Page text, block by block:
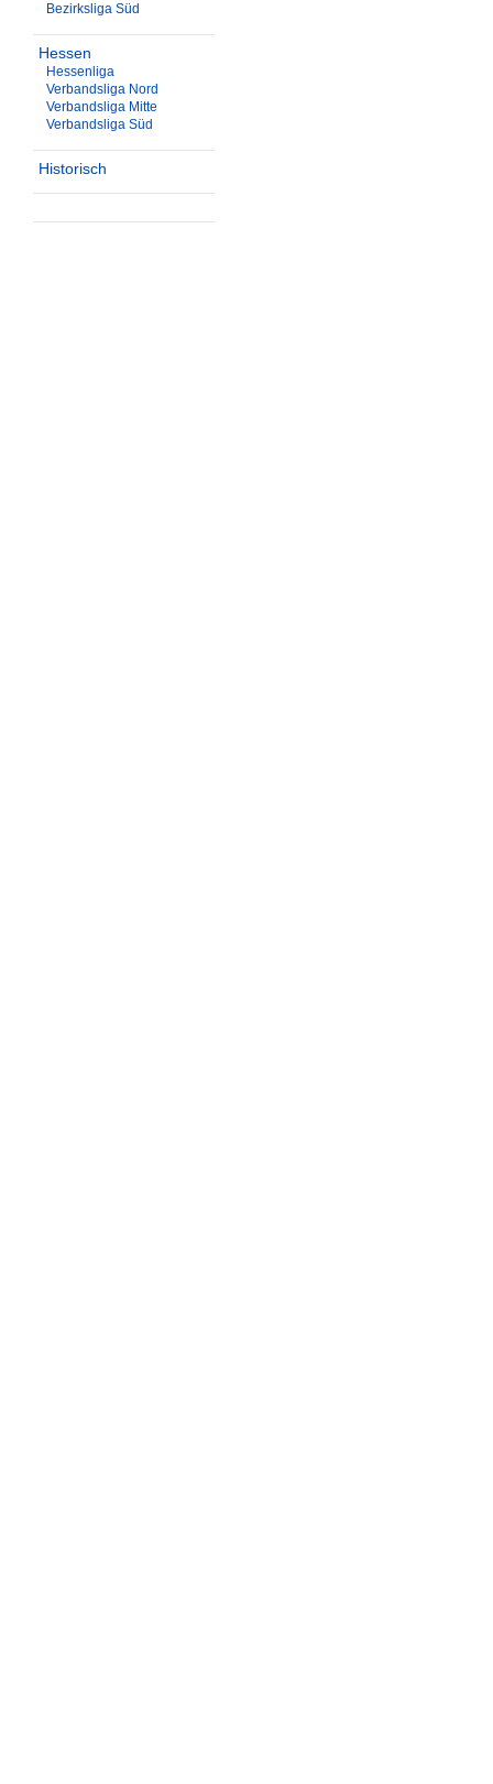
Bezirksliga Süd
Hessen
Hessenliga
Verbandsliga Nord
Verbandsliga Mitte
Verbandsliga Süd
Historisch